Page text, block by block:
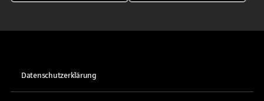
Datenschutzerklärung